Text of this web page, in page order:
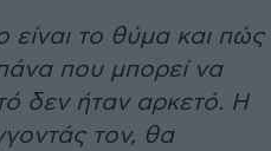
το θύμα και πώς
που μπορεί να
δεν ήταν αρκετό. Η
τον, θα